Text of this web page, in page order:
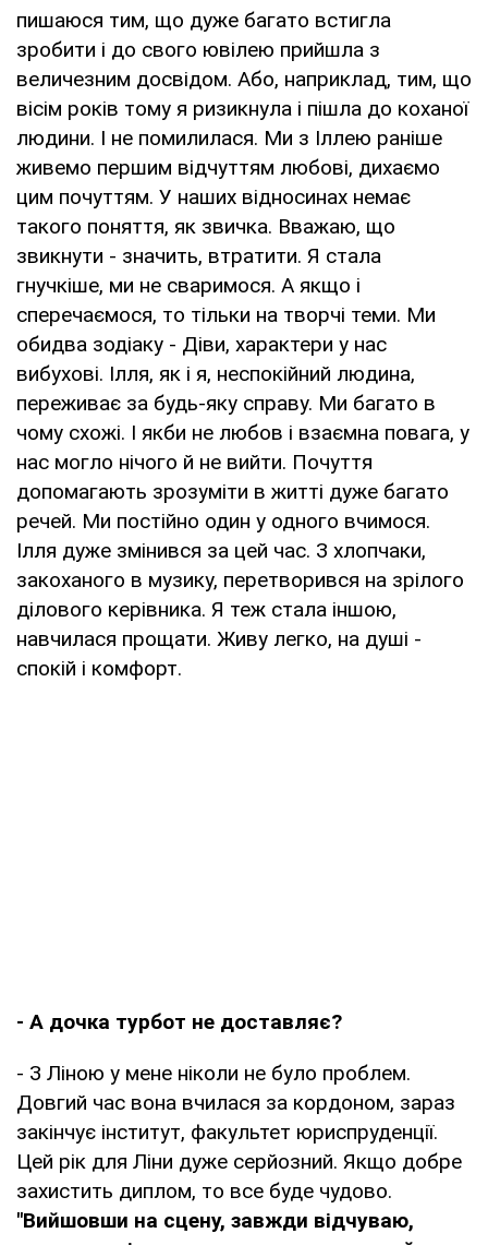
пишаюся тим, що дуже багато встигла
зробити і до свого ювілею прийшла з
величезним досвідом. Або, наприклад, тим, що
вісім років тому я ризикнула і пішла до коханої
людини. І не помилилася. Ми з Іллею раніше
живемо першим відчуттям любові, дихаємо
цим почуттям. У наших відносинах немає
такого поняття, як звичка. Вважаю, що
звикнути - значить, втратити. Я стала
гнучкіше, ми не сваримося. А якщо і
сперечаємося, то тільки на творчі теми. Ми
обидва зодіаку - Діви, характери у нас
вибухові. Ілля, як і я, неспокійний людина,
переживає за будь-яку справу. Ми багато в
чому схожі. І якби не любов і взаємна повага, у
нас могло нічого й не вийти. Почуття
допомагають зрозуміти в житті дуже багато
речей. Ми постійно один у одного вчимося.
Ілля дуже змінився за цей час. З хлопчаки,
закоханого в музику, перетворився на зрілого
ділового керівника. Я теж стала іншою,
навчилася прощати. Живу легко, на душі -
спокій і комфорт.
- А дочка турбот не доставляє?
- З Ліною у мене ніколи не було проблем.
Довгий час вона вчилася за кордоном, зараз
закінчує інститут, факультет юриспруденції.
Цей рік для Ліни дуже серйозний. Якщо добре
захистить диплом, то все буде чудово.
"Вийшовши на сцену, завжди відчуваю,